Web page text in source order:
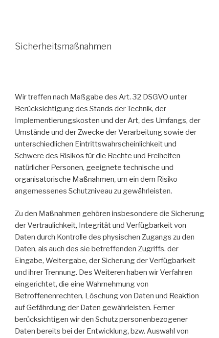
Sicherheitsmaßnahmen
Wir treffen nach Maßgabe des Art. 32 DSGVO unter
Berücksichtigung des Stands der Technik, der
Implementierungskosten und der Art, des Umfangs, der
Umstände und der Zwecke der Verarbeitung sowie der
unterschiedlichen Eintrittswahrscheinlichkeit und
Schwere des Risikos für die Rechte und Freiheiten
natürlicher Personen, geeignete technische und
organisatorische Maßnahmen, um ein dem Risiko
angemessenes Schutzniveau zu gewährleisten.
Zu den Maßnahmen gehören insbesondere die Sicherung
der Vertraulichkeit, Integrität und Verfügbarkeit von
Daten durch Kontrolle des physischen Zugangs zu den
Daten, als auch des sie betreffenden Zugriffs, der
Eingabe, Weitergabe, der Sicherung der Verfügbarkeit
und ihrer Trennung. Des Weiteren haben wir Verfahren
eingerichtet, die eine Wahrnehmung von
Betroffenenrechten, Löschung von Daten und Reaktion
auf Gefährdung der Daten gewährleisten. Ferner
berücksichtigen wir den Schutz personenbezogener
Daten bereits bei der Entwicklung, bzw. Auswahl von